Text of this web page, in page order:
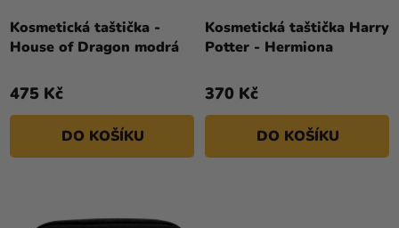
Výprodej
Novinky
Naše
Tipy
Ů
Kosmetická taštička -
House of Dragon modrá
475 Kč
DO KOŠÍKU
Kosmetická taštička Harry
Potter - Hermiona
370 Kč
DO KOŠÍKU